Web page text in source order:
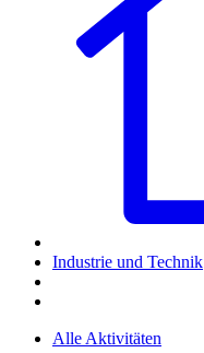
Industrie und Technik
Alle Aktivitäten